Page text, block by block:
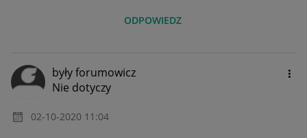
ODPOWIEDZ
były forumowicz
Nie dotyczy
‎02-10-2020 11:04